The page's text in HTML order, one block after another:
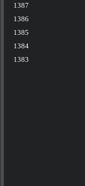
1387
1386
1385
1384
1383